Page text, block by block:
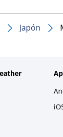
Japón